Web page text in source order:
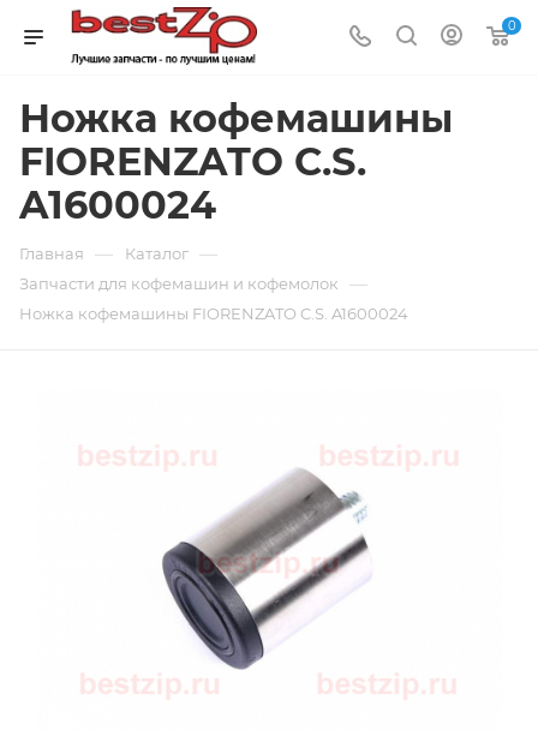
0
Ножка кофемашины
FIORENZATO C.S.
A1600024
Главная — Каталог —
Запчасти для кофемашин и кофемолок —
Ножка кофемашины FIORENZATO C.S. A1600024